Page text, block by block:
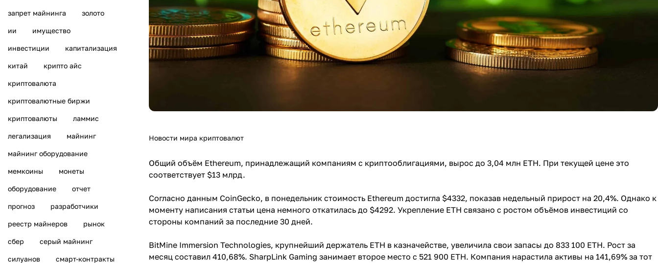
Новости мира криптовалют
Общий объём Ethereum, принадлежащий компаниям с криптооблигациями, вырос до 3,04 млн ETH. При текущей цене это
соответствует $13 млрд.
Согласно данным CoinGecko, в понедельник стоимость Ethereum достигла $4332, показав недельный прирост на 20,4%. Однако к
моменту написания статьи цена немного откатилась до $4292. Укрепление ETH связано с ростом объёмов инвестиций со
стороны компаний за последние 30 дней.
BitMine Immersion Technologies, крупнейший держатель ETH в казначействе, увеличила свои запасы до 833 100 ETH. Рост за
месяц составил 410,68%. SharpLink Gaming занимает второе место с 521 900 ETH. Компания нарастила активы на 141,69% за тот
запрет майнинга золото
ии имущество
инвестиции капитализация
китай крипто айс
криптовалюта
криптовалютные биржи
криптовалюты ламмис
легализация майнинг
майнинг оборудование
мемкоины монеты
оборудование отчет
прогноз разработчики
реестр майнеров рынок
сбер серый майнинг
силуанов смарт-контракты